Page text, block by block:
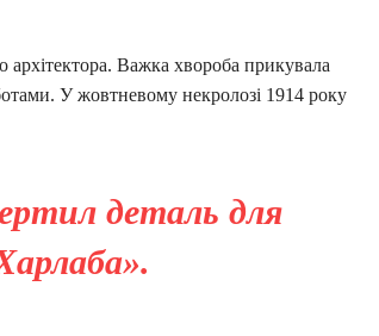
Важка хвороба прикувала
У жовтневому некролозі 1914 року
деталь для